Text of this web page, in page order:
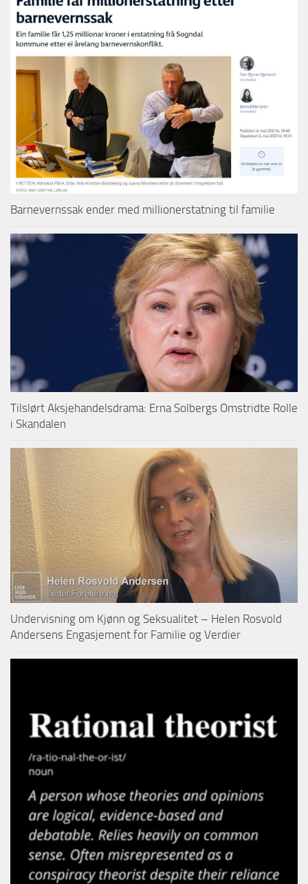
Barnevernssak ender med millionerstatning til familie
Tilslørt Aksjehandelsdrama: Erna Solbergs Omstridte Rolle
i Skandalen
Undervisning om Kjønn og Seksualitet – Helen Rosvold
Andersens Engasjement for Familie og Verdier